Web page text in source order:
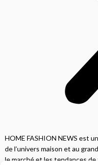
HOME FASHION NEWS est
de l’univers maison et au
le marché et les tendances de